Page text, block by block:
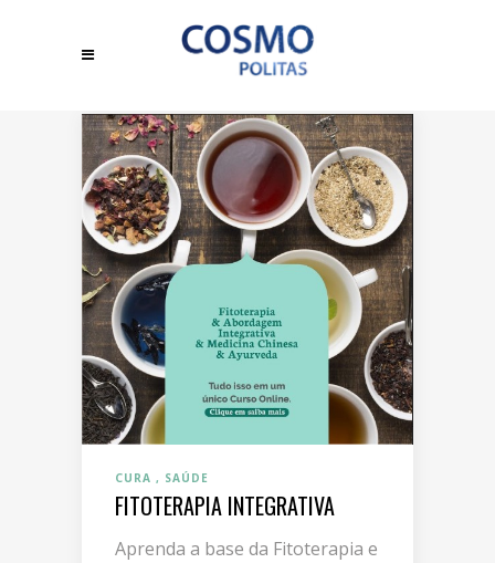
CURA SAÚDE
FITOTERAPIA INTEGRATIVA
Aprenda a base da Fitoterapia e